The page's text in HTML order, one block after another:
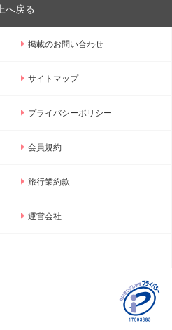
上へ戻る
掲載のお問い合わせ
サイトマップ
プライバシーポリシー
会員規約
旅行業約款
運営会社